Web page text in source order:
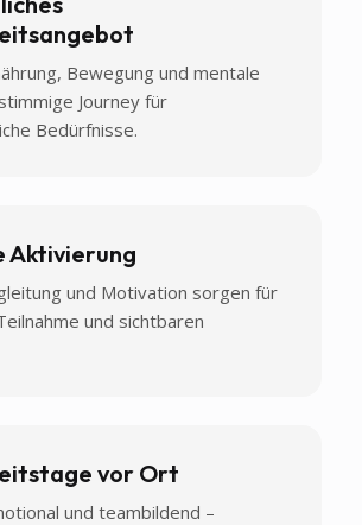
Bewegung und mentale
Journey für
Bedürfnisse.
Aktivierung
und Motivation sorgen für
und sichtbaren
vor Ort
und teambildend –